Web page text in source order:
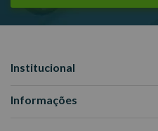
Institucional
Informações